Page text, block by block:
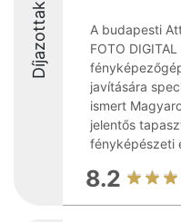
Díjazottak
A budapesti
FOTO
javítására
ismert
jelentős
fényképészeti
8.2